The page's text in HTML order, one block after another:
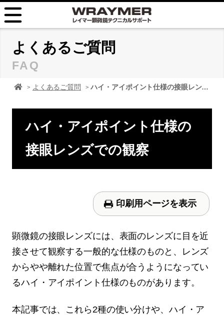
HOME
FAQ
TIPS
取扱説明書
お問い合せ
よくあるご質問
FAQ
顕微鏡 レイマーHOME
よくあるご質問 ハイ・アイポイント仕様の接眼レンズでの観察
ハイ・アイポイント仕様の
接眼レンズでの観察
印刷用ページを表示
顕微鏡の接眼レンズには、表面のレンズに目を近
接させて観察する一般的な仕様のものと、レンズ
からやや離れた位置で焦点が合うようになってい
るハイ・アイポイント仕様のものがあります。
本記事では、これら2種の使い分けや、ハイ・ア